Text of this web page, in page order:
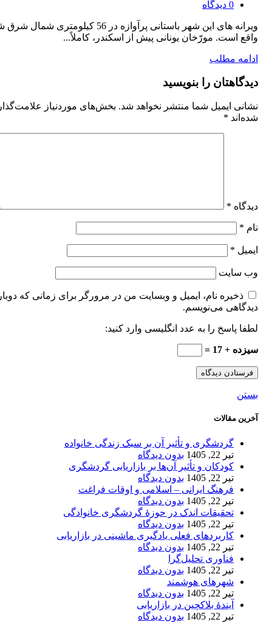
0 دیدگاه
ویرانه ‌های این شهر باستانی پرآوازه در 56 کیلومتری
واقع است. مورّخان یونانی پیش از اسکندر، کاملاً...
ادامه مطلب
دیدگاهتان را بنویسید
نشانی ایمیل شما منتشر نخواهد شد. بخش‌های موردنیاز
شده‌اند *
دیدگاه *
نام *
ایمیل *
وب‌ سایت
ذخیره نام، ایمیل و وبسایت من در مرورگر برای زمانی که
دیدگاهی می‌نویسم.
لطفا پاسخ را به عدد انگلیسی وارد کنید:
سیزده + 17 =
بستن
آخرین مقالات
گردشگری و تأثیر آن بر سبک زندگی خانواده
تیر 22, 1405
بدون دیدگاه
کودکان و تأثیر آن‌ها بر بازاریابی گردشگری
تیر 22, 1405
بدون دیدگاه
فرهنگ ایرانی – اسلامی و اوقات فراغت
تیر 22, 1405
بدون دیدگاه
تحقیقات اندک در حوزۀ گردشگری خانوادگی
تیر 22, 1405
بدون دیدگاه
کاربردهای فعلی یادگیری ماشینی در بازاریابی
تیر 22, 1405
بدون دیدگاه
فناوری تحلیل‌گرا
تیر 22, 1405
بدون دیدگاه
شهرهای هوشمند
تیر 22, 1405
بدون دیدگاه
آیندۀ بلاکچین در بازاریابی
تیر 22, 1405
بدون دیدگاه